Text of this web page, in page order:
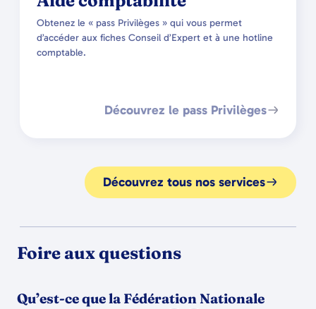
Obtenez le « pass Privilèges » qui vous permet
d’accéder aux fiches Conseil d’Expert et à une hotline
comptable.
Découvrez le pass Privilèges
Découvrez tous nos services
Foire aux questions
Qu’est-ce que la Fédération Nationale